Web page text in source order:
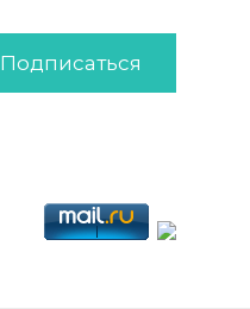
Подписаться